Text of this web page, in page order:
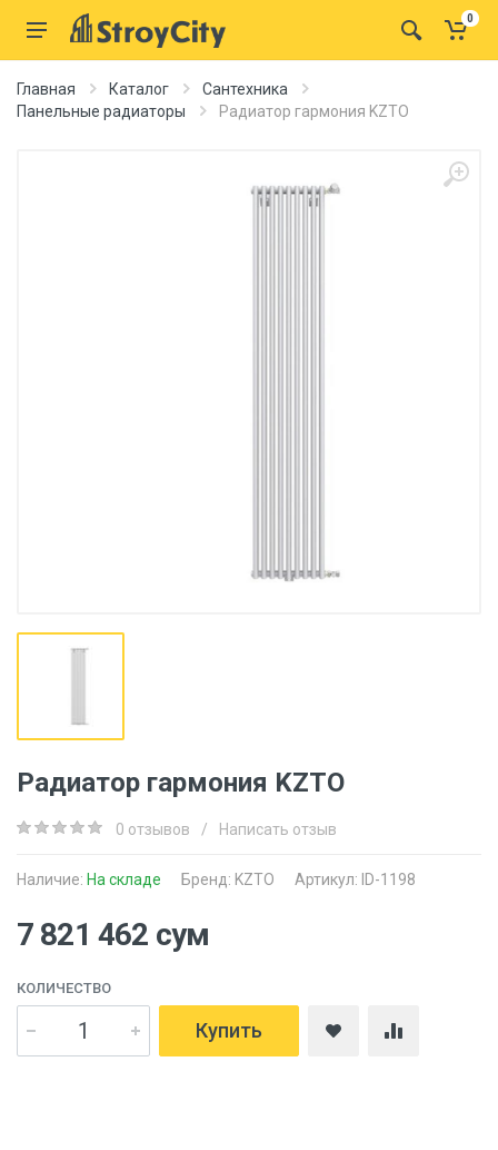
0
Главная Каталог
Сантехника
Панельные радиаторы
Радиатор гармония KZTO
Радиатор гармония KZTO
0 отзывов / Написать отзыв
Наличие: На складе Бренд: KZTO Артикул: ID-1198
7 821 462 сум
КОЛИЧЕСТВО
Купить